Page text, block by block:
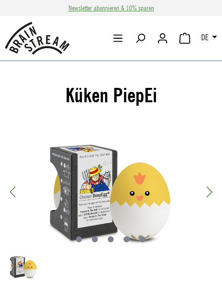
Zum Hauptinhalt springenNewsletter abonnieren & 10% sparen
DE
Küken PiepEi
Bildergalerie überspringen